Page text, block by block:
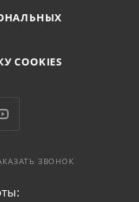
COOKIES
ЗВОНОК